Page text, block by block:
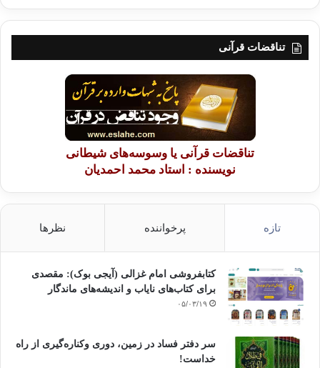
تناقضات قرآنی
تناقضات قرآنی یا وسوسه‌های شیطانی
نویسنده : استاد محمد احمدیان
تازه پرخواننده نظرها
کتابفروشی امام غزالی (آیجی بوک): مقصدی
برای کتاب‌های نایاب و اندیشه‌های ماندگار
۰۵/۰۳/۱۹
سر دفتر فساد در زمین‌، دوری وکناره‌گیری از راه
خداست‌!